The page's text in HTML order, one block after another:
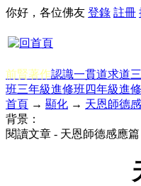
你好，各位佛友 登錄 註冊
前賢著作認識一貫道求道
班三年級進修班四年級進
首頁 → 顯化 → 天恩師德
背景：
閱讀文章 - 天恩師德感應